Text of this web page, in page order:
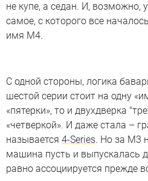
не купе, а седан. И, возможно,
самое, с которого все
имя M4.
С одной стороны, логика
шестой серии стоит на одну
«пятерки», то и двухдверка
«четверкой». И даже стала –
называется 4-Series. Но за M3
машина пусть и выпускалась
равно ассоциируется прежде